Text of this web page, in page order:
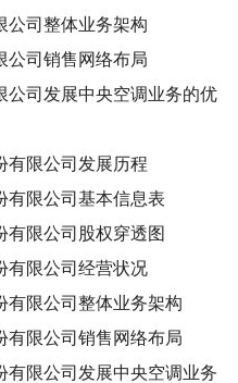
公司整体业务架构
公司销售网络布局
公司发展中央空调业务的优
有限公司发展历程
有限公司基本信息表
有限公司股权穿透图
有限公司经营状况
有限公司整体业务架构
有限公司销售网络布局
有限公司发展中央空调业务